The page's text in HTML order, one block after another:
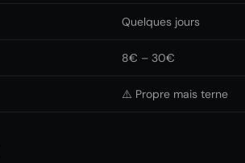
Quelques jours
8€ – 30€
⚠️ Propre mais terne